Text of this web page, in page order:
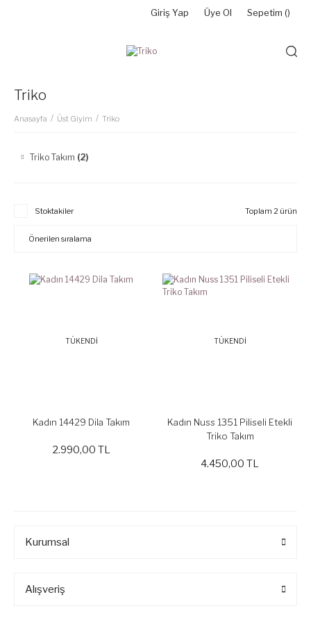
Giriş Yap Üye Ol Sepetim ()
Triko
Anasayfa Üst Giyim Triko
Triko Takım (2)
Stoktakiler Toplam 2 ürün
TÜKENDİ
Kadın 14429 Dila Takım
2.990,00 TL
TÜKENDİ
Kadın Nuss 1351 Piliseli Etekli
Triko Takım
4.450,00 TL
Kurumsal
Alışveriş